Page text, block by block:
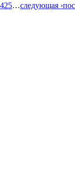
25…следующая ›